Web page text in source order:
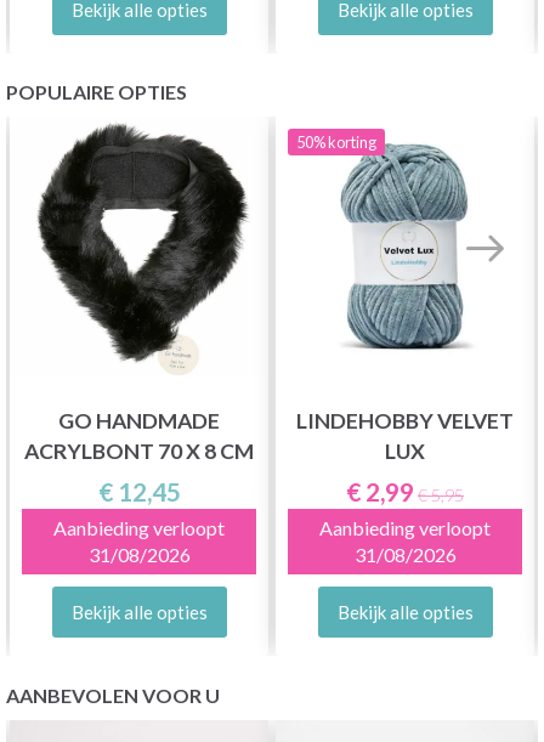
Bekijk alle opties Bekijk alle opties
POPULAIRE OPTIES
GO HANDMADE
ACRYLBONT 70 X 8 CM
€ 12,45
Aanbieding verloopt
31/08/2026
Bekijk alle opties
50%korting
LINDEHOBBY VELVET
LUX
€ 2,99 € 5,95
Aanbieding verloopt
31/08/2026
Bekijk alle opties
AANBEVOLEN VOOR U